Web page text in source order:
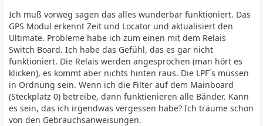
Ich muß vorweg sagen das alles wunderbar funktioniert. Das
GPS Modul erkennt Zeit und Locator und aktualisiert den
Ultimate. Probleme habe ich zum einen mit dem Relais
Switch Board. Ich habe das Gefühl, das es gar nicht
funktioniert. Die Relais werden angesprochen (man hört es
klicken), es kommt aber nichts hinten raus. Die LPF´s müssen
in Ordnung sein. Wenn ich die Filter auf dem Mainboard
(Steckplatz 0) betreibe, dann funktienieren alle Bänder. Kann
es sein, das ich irgendwas vergessen habe? Ich träume schon
von den Gebrauchsanweisungen.